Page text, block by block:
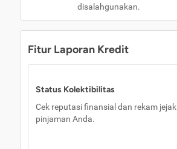
disalahgunakan.
Fitur Laporan Kredit
Status Kolektibilitas
Cek reputasi finansial dan rekam jejak
pinjaman Anda.